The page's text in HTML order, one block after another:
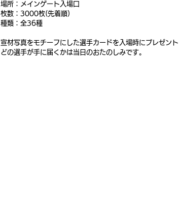
場所：メインゲート入場口
枚数：3000枚(先着順)
種類：全36種
宣材写真をモチーフにした選手カードを入場時にプレゼント
どの選手が手に届くかは当日のおたのしみです。